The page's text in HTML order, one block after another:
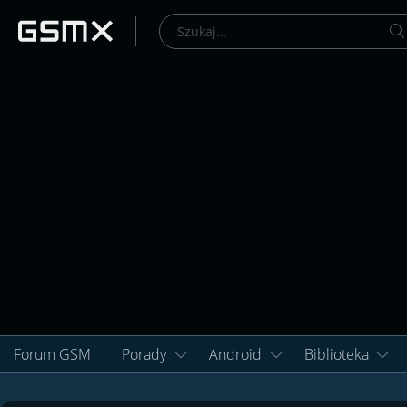
Forum GSM Porady Android Biblioteka